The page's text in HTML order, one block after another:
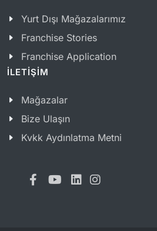
Yurt Dışı Mağazalarımız
Franchise Stories
Franchise Application
İLETİŞİM
Mağazalar
Bize Ulaşın
Kvkk Aydınlatma Metni